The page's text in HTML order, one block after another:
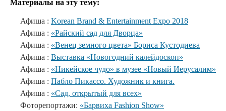
Материалы на эту тему:
Афиша : Korean Brand & Entertainment Expo 2018
Афиша : «Райский сад для Дворца»
Афиша : «Венец земного цвета» Бориса Кустодиева
Афиша : Выставка «Новогодний калейдоскоп»
Афиша : «Никейское чудо» в музее «Новый Иерусалим»
Афиша : Пабло Пикассо. Художник и книга.
Афиша : «Сад, открытый для всех»
Фоторепортажи: «Барвиха Fashion Show»